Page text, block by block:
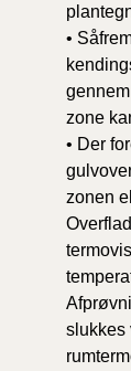
•
zone
• Der
zonen
slukkes